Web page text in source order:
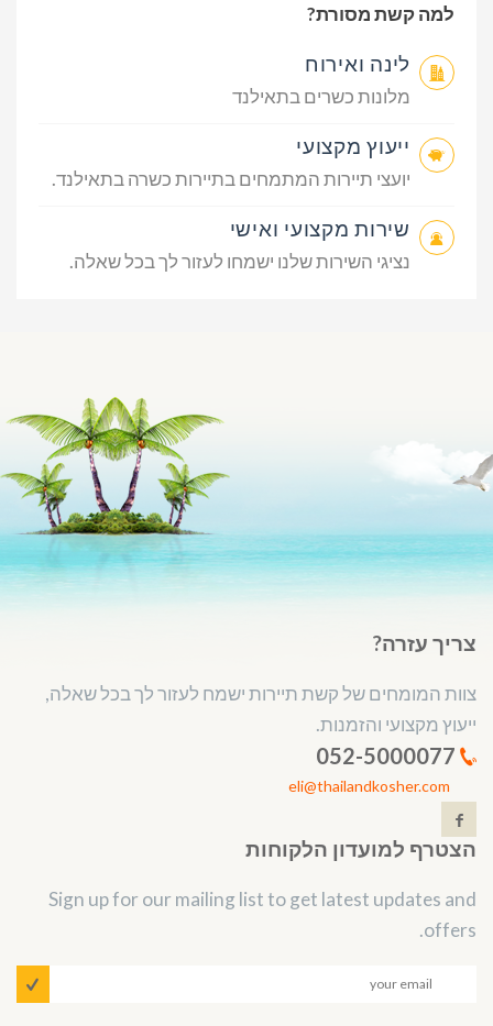
למה קשת מסורת?
לינה ואירוח
מלונות כשרים בתאילנד
ייעוץ מקצועי
יועצי תיירות המתמחים בתיירות כשרה בתאילנד.
שירות מקצועי ואישי
נציגי השירות שלנו ישמחו לעזור לך בכל שאלה.
צריך עזרה?
צוות המומחים של קשת תיירות ישמח לעזור לך בכל שאלה,
ייעוץ מקצועי והזמנות.
eli@thailandkosher.com
הצטרף למועדון הלקוחות
Sign up for our mailing list to get latest updates and
offers.